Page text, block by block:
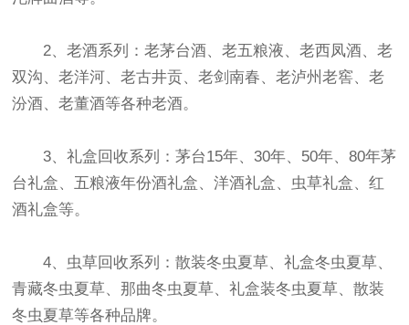
2、老酒系列：老茅台酒、老五粮液、老西凤酒、老
双沟、老洋河、老古井贡、老剑南春、老泸州老窖、老
汾酒、老董酒等各种老酒。
3、礼盒回收系列：茅台15年、30年、50年、80年茅
台礼盒、五粮液年份酒礼盒、洋酒礼盒、虫草礼盒、红
酒礼盒等。
4、虫草回收系列：散装冬虫夏草、礼盒冬虫夏草、
青藏冬虫夏草、那曲冬虫夏草、礼盒装冬虫夏草、散装
冬虫夏草等各种品牌。